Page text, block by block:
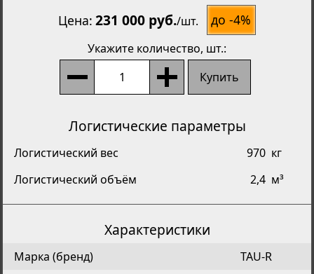
Цена 231 000 руб./шт. до -4%
Укажите количество, шт.:
Купить
Логистические параметры
Логистический вес 970 кг
Логистический объём
2,4 м³
Характеристики
Марка (бренд)
TAU-R